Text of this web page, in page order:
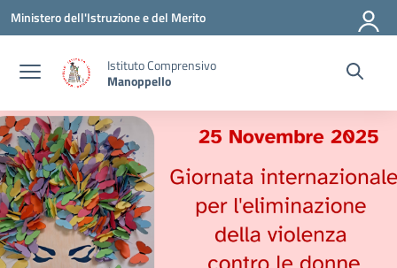
Vai ai contenuti
Vai al menu di navigazione
Vai al footer
Ministero dell'Istruzione e del Merito
Istituto Comprensivo
Manoppello